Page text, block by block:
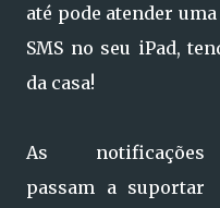
até pode atender
SMS no seu iPad,
da casa!
As notificações
passam a suportar